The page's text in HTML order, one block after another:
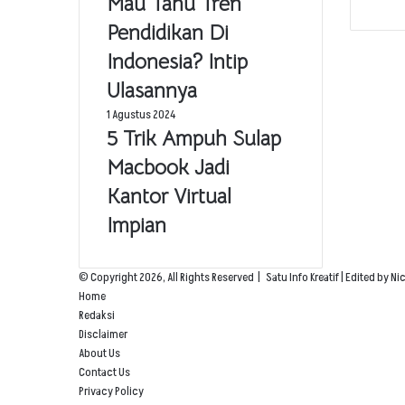
Pendidikan Di
Indonesia? Intip
Ulasannya
1 Agustus 2024
5 Trik Ampuh Sulap
Macbook Jadi
Kantor Virtual
Impian
© Copyright 2026, All Rights Reserved | Satu Info Kreatif | Edited by
Home
Redaksi
Disclaimer
About Us
Contact Us
Privacy Policy